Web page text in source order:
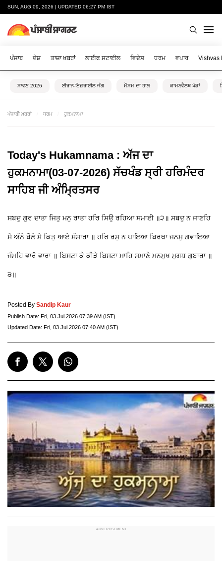
SUN, AUG 09, 2026 | UPDATED 06:27 PM IST
ਪੰਜਾਬ ਦੇਸ਼ ਤਾਜ਼ਾ ਖ਼ਬਰਾਂ ਲਾਈਫ ਸਟਾਈਲ ਵਿਦੇਸ਼ ਧਰਮ ਵਪਾਰ Vishvas
ਸਾਵਣ 2026 ਈਰਾਨ-ਇਜ਼ਰਾਈਲ ਜੰਗ ਮੌਸਮ ਦਾ ਹਾਲ ਕਾਮਨਵੈਲਥ ਖੇਡਾਂ
ਪੰਜਾਬੀ ਖ਼ਬਰਾਂ ਧਰਮ ਹੁਕਮਨਾਮਾ
Today's Hukamnama : ਅੱਜ ਦਾ
ਹੁਕਮਨਾਮਾ(03-07-2026) ਸੱਚਖੰਡ ਸ੍ਰੀ ਹਰਿਮੰਦਰ
ਸਾਹਿਬ ਜੀ ਅੰਮ੍ਰਿਤਸਰ
ਸਬਦੁ ਗੁਰ ਦਾਤਾ ਜਿਤੁ ਮਨੁ ਰਾਤਾ ਹਰਿ ਸਿਉ ਰਹਿਆ ਸਮਾਈ ॥੨॥ ਸਬਦੁ ਨ ਜਾਣਹਿ
ਸੇ ਅੰਨੇ ਬੋਲੇ ਸੇ ਕਿਤੁ ਆਏ ਸੰਸਾਰਾ ॥ ਹਰਿ ਰਸੁ ਨ ਪਾਇਆ ਬਿਰਥਾ ਜਨਮੁ ਗਵਾਇਆ
ਜੰਮਹਿ ਵਾਰੋ ਵਾਰਾ ॥ ਬਿਸਟਾ ਕੇ ਕੀੜੇ ਬਿਸਟਾ ਮਾਹਿ ਸਮਾਣੇ ਮਨਮੁਖ ਮੁਗਧ ਗੁਬਾਰਾ ॥
੩॥
Posted By Sandip Kaur
Publish Date: Fri, 03 Jul 2026 07:39 AM (IST)
Updated Date: Fri, 03 Jul 2026 07:40 AM (IST)